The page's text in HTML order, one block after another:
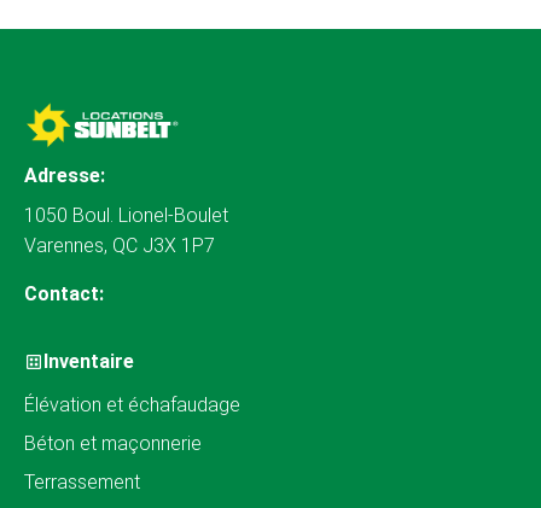
Adresse:
1050 Boul. Lionel-Boulet
Varennes, QC J3X 1P7
Contact:
Inventaire
Élévation et échafaudage
Béton et maçonnerie
Terrassement